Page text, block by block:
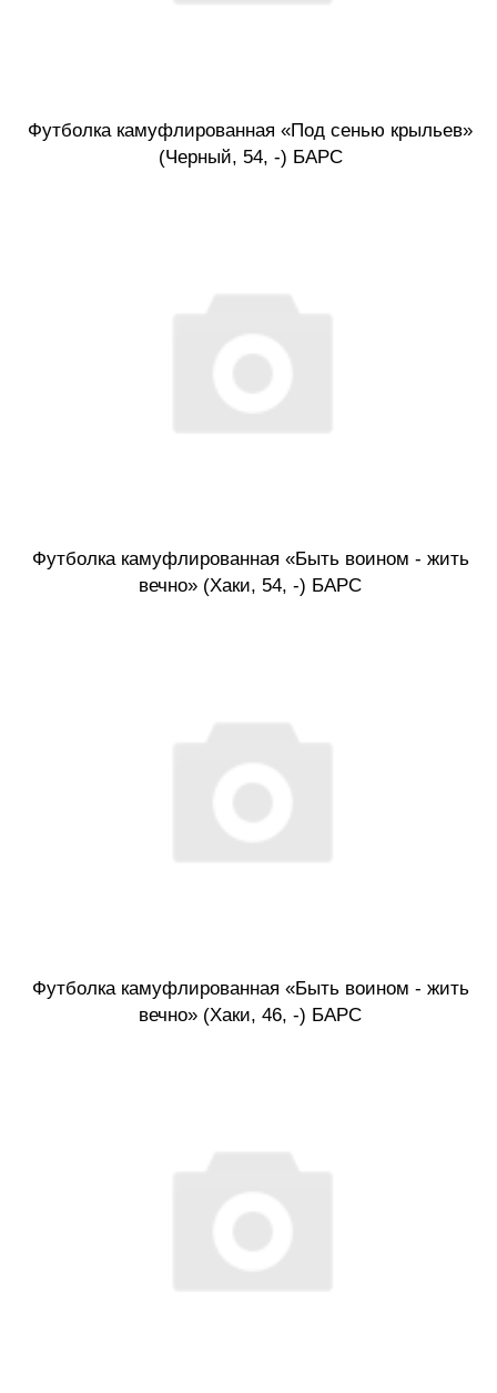
Футболка камуфлированная «Под сенью крыльев»
(Черный, 54, -) БАРС
Футболка камуфлированная «Быть воином - жить
вечно» (Хаки, 54, -) БАРС
Футболка камуфлированная «Быть воином - жить
вечно» (Хаки, 46, -) БАРС